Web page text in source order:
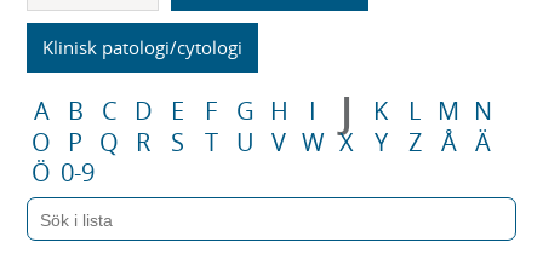
Klinisk patologi/cytologi
A B C D E F G H I J K L M N
O
P Q R S T U V W X Y Z Å Ä
Ö 0-9